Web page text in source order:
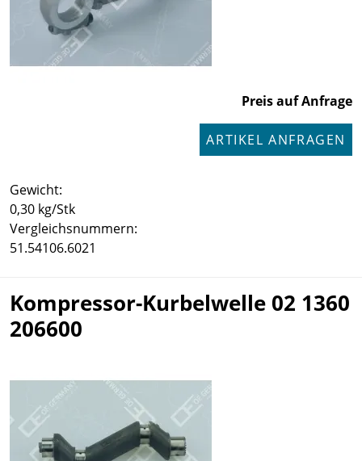
Preis auf Anfrage
ARTIKEL ANFRAGEN
Gewicht:
0,30 kg/Stk
Vergleichsnummern:
51.54106.6021
Kompressor-Kurbelwelle 02 1360
206600